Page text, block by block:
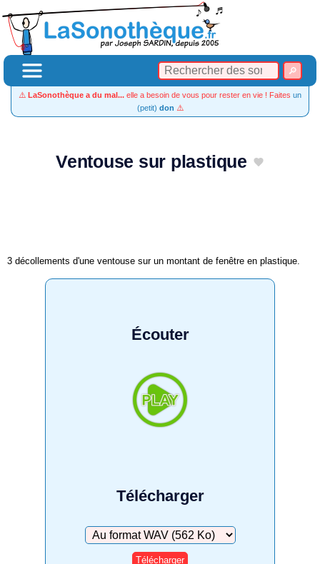
⚠️ LaSonothèque a du mal... elle a besoin de vous pour rester en vie ! Faites un
(petit) don ⚠️
Ventouse sur plastique
3 décollements d'une ventouse sur un montant de fenêtre en plastique.
Écouter
Télécharger
Télécharger